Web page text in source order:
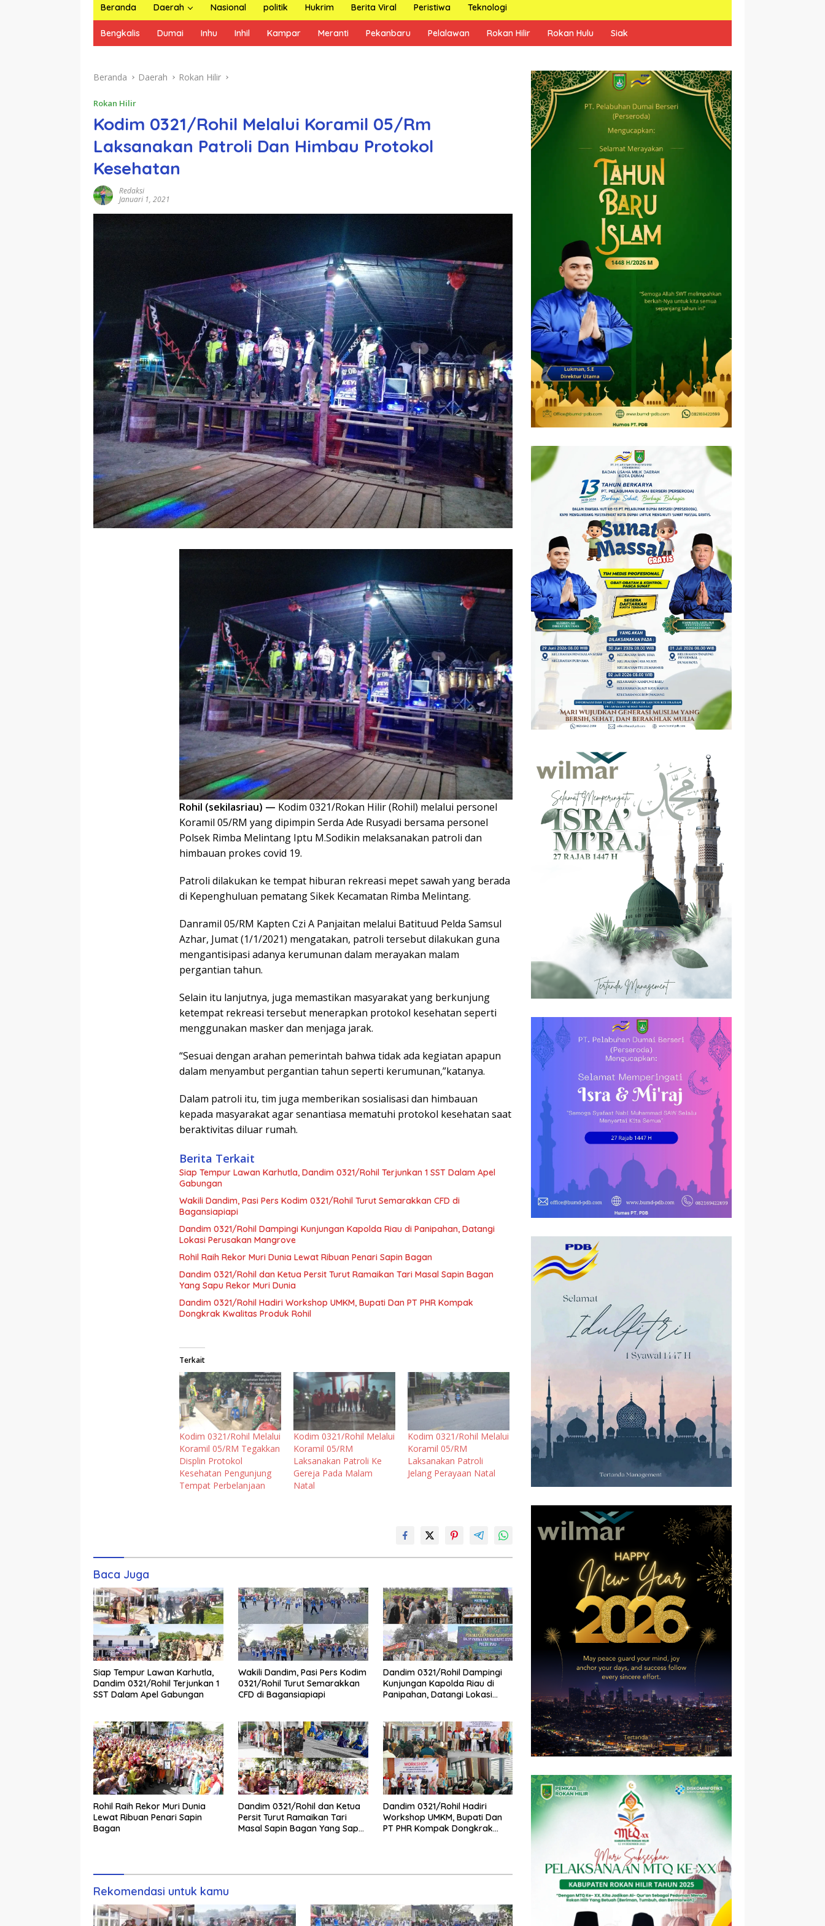
Beranda Daerah Nasional politik Hukrim Berita Viral Peristiwa Teknologi
Bengkalis Dumai Inhu Inhil Kampar Meranti Pekanbaru Pelalawan Rokan Hilir Rokan Hulu Siak
Beranda Daerah Rokan Hilir
Rokan Hilir
Kodim 0321/Rohil Melalui Koramil 05/Rm
Laksanakan Patroli Dan Himbau Protokol
Kesehatan
Redaksi
Januari 1, 2021
Rohil (sekilasriau) — Kodim 0321/Rokan Hilir (Rohil) melalui personel
Koramil 05/RM yang dipimpin Serda Ade Rusyadi bersama personel
Polsek Rimba Melintang Iptu M.Sodikin melaksanakan patroli dan
himbauan prokes covid 19.
Patroli dilakukan ke tempat hiburan rekreasi mepet sawah yang berada
di Kepenghuluan pematang Sikek Kecamatan Rimba Melintang.
Danramil 05/RM Kapten Czi A Panjaitan melalui Batituud Pelda Samsul
Azhar, Jumat (1/1/2021) mengatakan, patroli tersebut dilakukan guna
mengantisipasi adanya kerumunan dalam merayakan malam
pergantian tahun.
Selain itu lanjutnya, juga memastikan masyarakat yang berkunjung
ketempat rekreasi tersebut menerapkan protokol kesehatan seperti
menggunakan masker dan menjaga jarak.
“Sesuai dengan arahan pemerintah bahwa tidak ada kegiatan apapun
dalam menyambut pergantian tahun seperti kerumunan,”katanya.
Dalam patroli itu, tim juga memberikan sosialisasi dan himbauan
kepada masyarakat agar senantiasa mematuhi protokol kesehatan saat
beraktivitas diluar rumah.
Berita Terkait
Siap Tempur Lawan Karhutla, Dandim 0321/Rohil Terjunkan 1 SST Dalam Apel
Gabungan
Wakili Dandim, Pasi Pers Kodim 0321/Rohil Turut Semarakkan CFD di
Bagansiapiapi
Dandim 0321/Rohil Dampingi Kunjungan Kapolda Riau di Panipahan, Datangi
Lokasi Perusakan Mangrove
Rohil Raih Rekor Muri Dunia Lewat Ribuan Penari Sapin Bagan
Dandim 0321/Rohil dan Ketua Persit Turut Ramaikan Tari Masal Sapin Bagan
Yang Sapu Rekor Muri Dunia
Dandim 0321/Rohil Hadiri Workshop UMKM, Bupati Dan PT PHR Kompak
Dongkrak Kwalitas Produk Rohil
Terkait
Kodim 0321/Rohil Melalui
Koramil 05/RM Tegakkan
Displin Protokol
Kesehatan Pengunjung
Tempat Perbelanjaan
Kodim 0321/Rohil Melalui
Koramil 05/RM
Laksanakan Patroli Ke
Gereja Pada Malam
Natal
Kodim 0321/Rohil Melalui
Koramil 05/RM
Laksanakan Patroli
Jelang Perayaan Natal
Komentar
Baca Juga
Siap Tempur Lawan Karhutla,
Dandim 0321/Rohil Terjunkan 1
SST Dalam Apel Gabungan
Wakili Dandim, Pasi Pers Kodim
0321/Rohil Turut Semarakkan
CFD di Bagansiapiapi
Dandim 0321/Rohil Dampingi
Kunjungan Kapolda Riau di
Panipahan, Datangi Lokasi
Rohil Raih Rekor Muri Dunia
Lewat Ribuan Penari Sapin
Bagan
Dandim 0321/Rohil dan Ketua
Persit Turut Ramaikan Tari
Masal Sapin Bagan Yang Sapu
Dandim 0321/Rohil Hadiri
Workshop UMKM, Bupati Dan
PT PHR Kompak Dongkrak
Rekomendasi untuk kamu